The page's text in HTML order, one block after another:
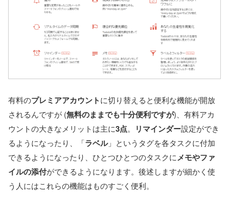
有料のプレミアアカウントに切り替えると便利な機能が開放
されるんですが (無料のままでも十分便利ですが)、有料アカ
ウントの大きなメリットは主に3点。 リマインダー設定ができ
るようになったり、「ラベル」というタグを各タスクに付加
できるようになったり、ひとつひとつのタスクにメモやファ
イルの添付ができるようになります。後述しますが細かく使
う人にはこれらの機能はものすごく便利。